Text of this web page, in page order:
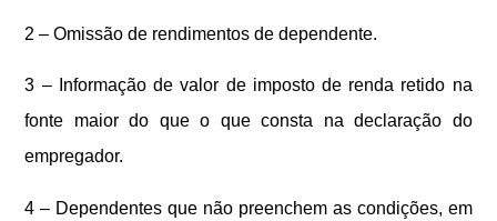
2 – Omissão de rendimentos de dependente.
3 – Informação de valor de imposto de renda retido na
fonte maior do que o que consta na declaração do
empregador.
4 – Dependentes que não preenchem as condições, em